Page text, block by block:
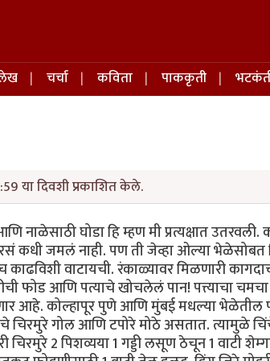
चर्चा कविता पाककृती
या दिवशी प्रकाशित केले.
नाळेसाठी घोडा हि म्हण मी प्रत्यक्षात
कधी जमलं नाही. पण ती जेव्हा ओल्या
काढविशी वाटायची. रंकाळ्यावर मिळणारी
फोड आणि पत्याचे खोचलेलं पान! पत्त्याचा
आहे. कोल्हापूर पुणे आणि मुंबई मधल्या
चिरमुरे गोल आणि टपोरे मोठे असतात. त्यामुळे
2 पिशव्यया 1 गड्डी लसूण ठेचून 1 वाटी